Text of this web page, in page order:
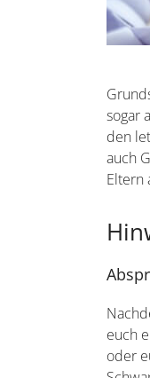
sogar
den
auch
Eltern
euch
oder